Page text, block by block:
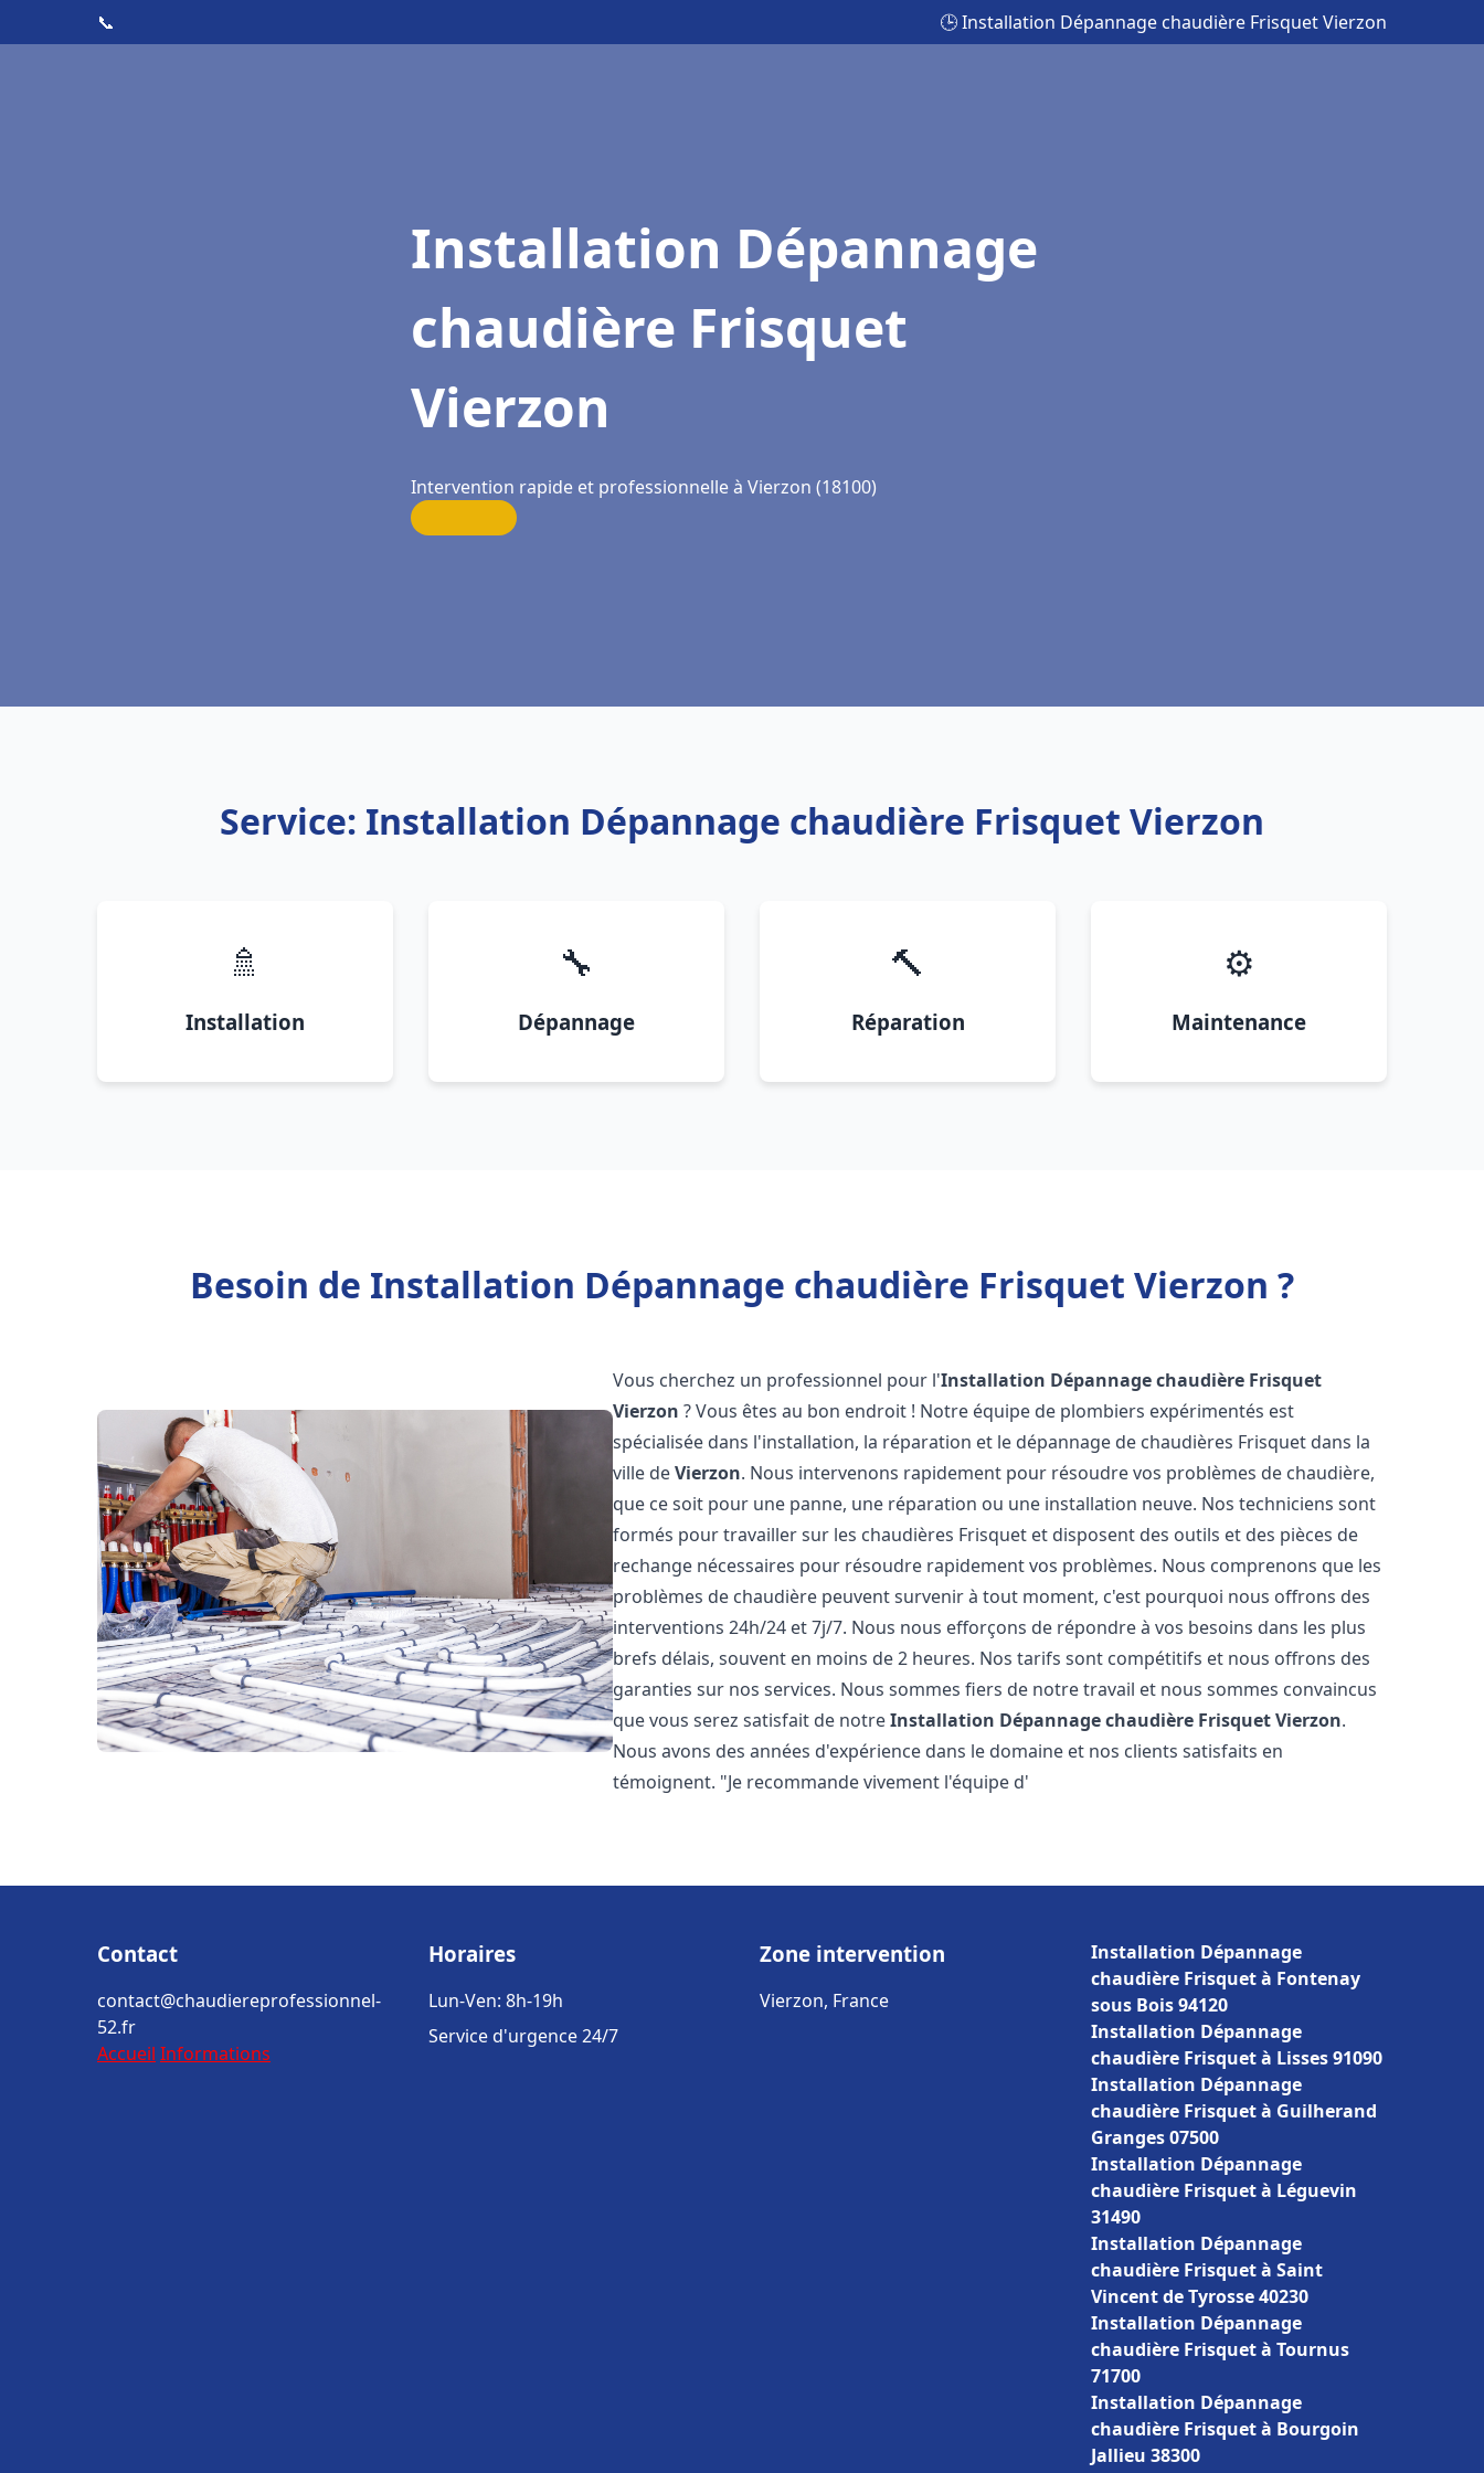
📞 🕒 Installation Dépannage chaudière Frisquet Vierzon
Installation Dépannage
chaudière Frisquet
Vierzon
Intervention rapide et professionnelle à Vierzon (18100)
Service: Installation Dépannage chaudière Frisquet Vierzon
🚿
Installation
🔧
Dépannage
🔨
Réparation
⚙️
Maintenance
Besoin de Installation Dépannage chaudière Frisquet Vierzon ?
Vous cherchez un professionnel pour l'Installation Dépannage chaudière Frisquet
Vierzon ? Vous êtes au bon endroit ! Notre équipe de plombiers expérimentés est
spécialisée dans l'installation, la réparation et le dépannage de chaudières Frisquet dans la
ville deVierzon. Nous intervenons rapidement pour résoudre vos problèmes de chaudière,
que ce soit pour une panne, une réparation ou une installation neuve. Nos techniciens sont
formés pour travailler sur les chaudières Frisquet et disposent des outils et des pièces de
rechange nécessaires pour résoudre rapidement vos problèmes. Nous comprenons que les
problèmes de chaudière peuvent survenir à tout moment, c'est pourquoi nous offrons des
interventions 24h/24 et 7j/7. Nous nous efforçons de répondre à vos besoins dans les plus
brefs délais, souvent en moins de 2 heures. Nos tarifs sont compétitifs et nous offrons des
garanties sur nos services. Nous sommes fiers de notre travail et nous sommes convaincus
que vous serez satisfait de notreInstallation Dépannage chaudière FrisquetVierzon.
Nous avons des années d'expérience dans le domaine et nos clients satisfaits en
témoignent. "Je recommande vivement l'équipe d'
Contact
contact@chaudiereprofessionnel-
52.fr
Accueil Informations
Horaires
Lun-Ven: 8h-19h
Service d'urgence 24/7
Zone intervention
Vierzon, France
Installation Dépannage
chaudière Frisquet à Fontenay
sous Bois 94120
Installation Dépannage
chaudière Frisquet à Lisses 91090
Installation Dépannage
chaudière Frisquet à Guilherand
Granges 07500
Installation Dépannage
chaudière Frisquet à Léguevin
31490
Installation Dépannage
chaudière Frisquet à Saint
Vincent de Tyrosse 40230
Installation Dépannage
chaudière Frisquet à Tournus
71700
Installation Dépannage
chaudière Frisquet à Bourgoin
Jallieu 38300